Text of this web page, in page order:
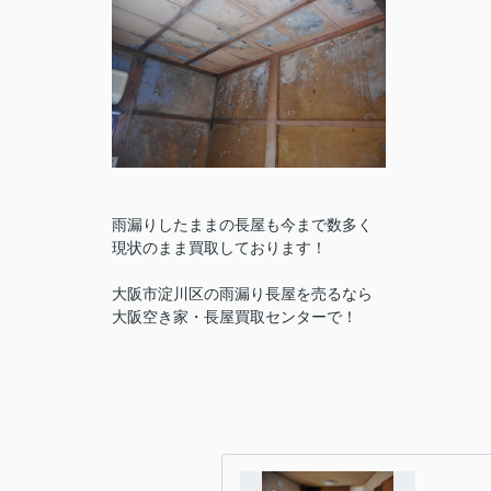
雨漏りしたままの長屋も今まで数多く
現状のまま買取しております！
大阪市淀川区の雨漏り長屋を売るなら
大阪空き家・長屋買取センターで！